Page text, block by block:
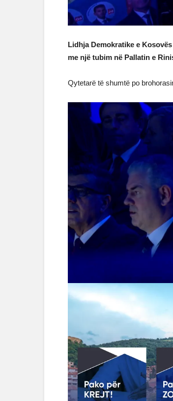
Lidhja Demokratike e
me një tubim në Pallatin e
Qytetarë të shumtë po